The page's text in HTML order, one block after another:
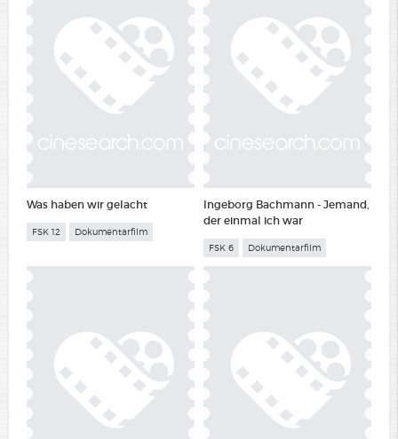
Was haben wir gelacht
FSK 12 Dokumentarfilm
Ingeborg Bachmann - Jemand,
der einmal ich war
FSK 6 Dokumentarfilm